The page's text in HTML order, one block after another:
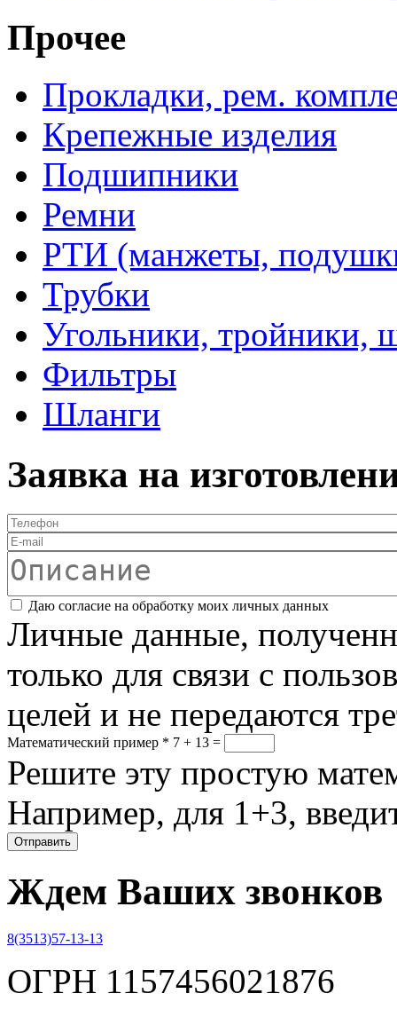
Прочее
Прокладки, рем.
Крепежные изделия
Подшипники
Ремни
РТИ (манжеты,
Трубки
Угольники, тройники,
Фильтры
Шланги
Заявка на
Телефон
E-mail
Описание
Соглашение*
Даю согласие на обработку моих личных данных
Личные данные,
только для связи с
целей и не передаются
Математический пример * 7 + 13 =
Решите эту простую
Например, для 1+3,
Ждем Ваших звонков
8(3513)57-13-13
ОГРН 1157456021876